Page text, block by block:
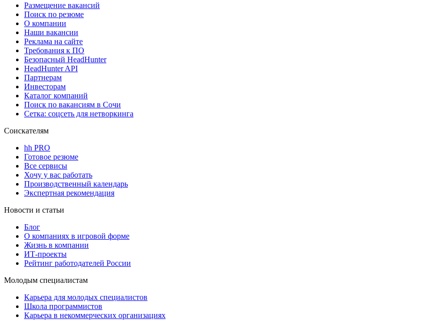
Размещение вакансий
Поиск по резюме
О компании
Наши вакансии
Реклама на сайте
Требования к ПО
Безопасный HeadHunter
HeadHunter API
Партнерам
Инвесторам
Каталог компаний
Поиск по вакансиям в Сочи
Сетка: соцсеть для нетворкинга
Соискателям
hh PRO
Готовое резюме
Все сервисы
Хочу у вас работать
Производственный календарь
Экспертная рекомендация
Новости и статьи
Блог
О компаниях в игровой форме
Жизнь в компании
ИТ-проекты
Рейтинг работодателей России
Молодым специалистам
Карьера для молодых специалистов
Школа программистов
Карьера в некоммерческих организациях